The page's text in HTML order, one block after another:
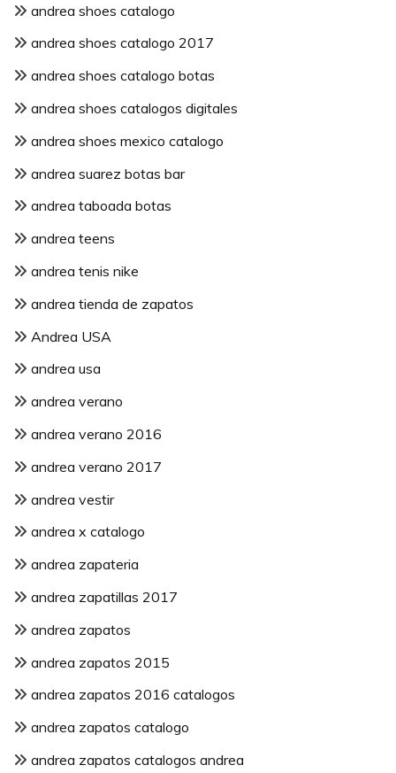
andrea shoes catalogo
andrea shoes catalogo 2017
andrea shoes catalogo botas
andrea shoes catalogos digitales
andrea shoes mexico catalogo
andrea suarez botas bar
andrea taboada botas
andrea teens
andrea tenis nike
andrea tienda de zapatos
Andrea USA
andrea usa
andrea verano
andrea verano 2016
andrea verano 2017
andrea vestir
andrea x catalogo
andrea zapateria
andrea zapatillas 2017
andrea zapatos
andrea zapatos 2015
andrea zapatos 2016 catalogos
andrea zapatos catalogo
andrea zapatos catalogos andrea